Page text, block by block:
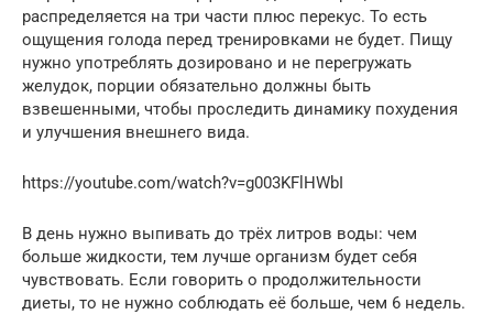
распределяется на три части плюс перекус. То есть
ощущения голода перед тренировками не будет. Пищу
нужно употреблять дозировано и не перегружать
желудок, порции обязательно должны быть
взвешенными, чтобы проследить динамику похудения
и улучшения внешнего вида.
https://youtube.com/watch?v=g003KFlHWbI
В день нужно выпивать до трёх литров воды: чем
больше жидкости, тем лучше организм будет себя
чувствовать. Если говорить о продолжительности
диеты, то не нужно соблюдать её больше, чем 6 недель.